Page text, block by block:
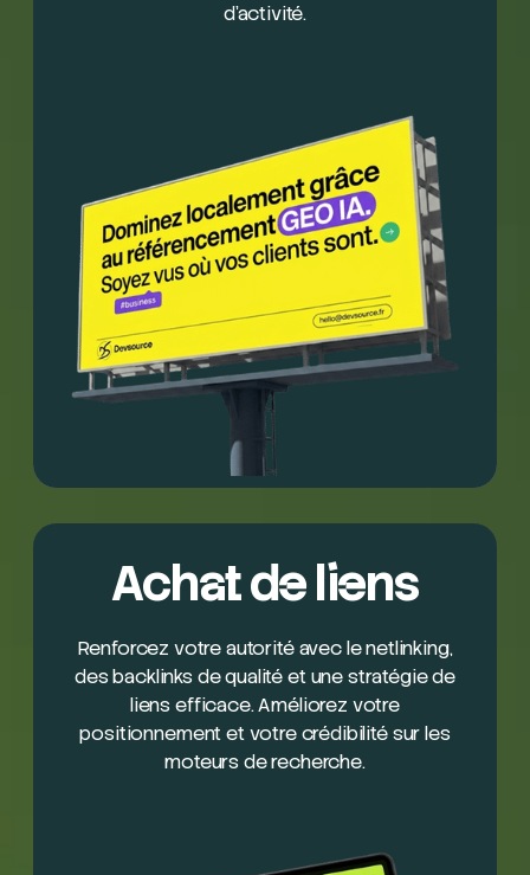
d’activité.
Achat de liens
Renforcez votre autorité avec le netlinking,
des backlinks de qualité et une stratégie de
liens efficace. Améliorez votre
positionnement et votre crédibilité sur les
moteurs de recherche.